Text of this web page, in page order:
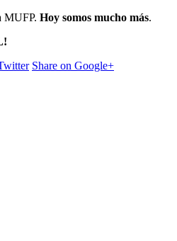
MUFP. Hoy somos mucho más.
Share on Google+